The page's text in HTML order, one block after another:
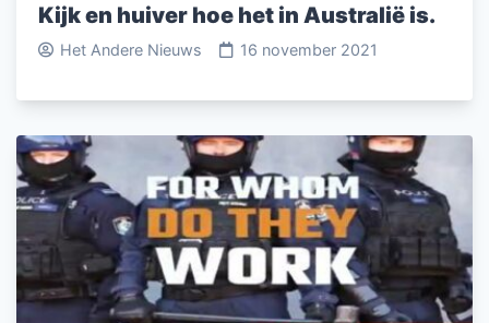
Kijk en huiver hoe het in Australië is.
Het Andere Nieuws 16 november 2021